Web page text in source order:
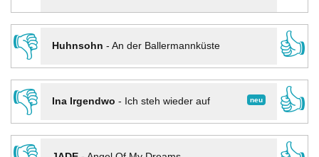
👎
Huhnsohn - An der Ballermannküste
👍
👎
neu
Ina Irgendwo - Ich steh wieder auf
👍